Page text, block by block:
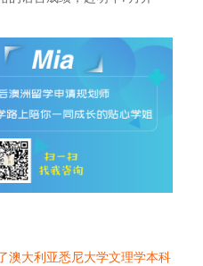
澳大利亚悉尼大学文理学本科